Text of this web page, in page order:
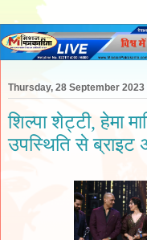
Thursday, 28 September 2023
शिल्पा शेट्टी, हेमा
उपस्थिति से ब्राइट